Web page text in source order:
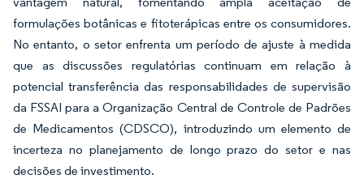
formulações botânicas e fitoterápicas entre os consumidores.
No entanto, o setor enfrenta um período de ajuste à medida
que as discussões regulatórias continuam em relação à
potencial transferência das responsabilidades de supervisão
da FSSAI para a Organização Central de Controle de Padrões
de Medicamentos (CDSCO), introduzindo um elemento de
incerteza no planejamento de longo prazo do setor e nas
decisões de investimento.